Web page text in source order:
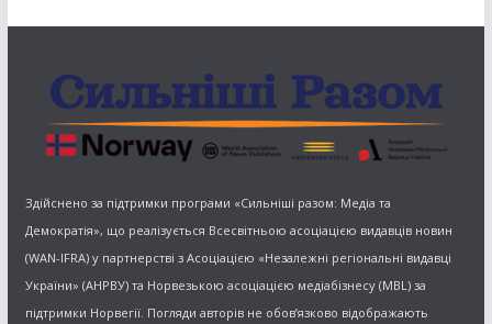
Здійснено за підтримки програми «Сильніші разом: Медіа та
Демократія», що реалізується Всесвітньою асоціацією видавців новин
(WAN-IFRA) у партнерстві з Асоціацією «Незалежні регіональні видавці
України» (АНРВУ) та Норвезькою асоціацією медіабізнесу (MBL) за
підтримки Норвегії. Погляди авторів не обов’язково відображають